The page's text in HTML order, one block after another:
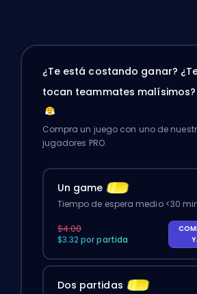
¿Te está costando ganar?
tocan teammates malísimos?
Compra un juego con uno de
jugadores PRO.
Un game
Tiempo de espera medio <30
$4.00
$3.32 por partida
Dos partidas